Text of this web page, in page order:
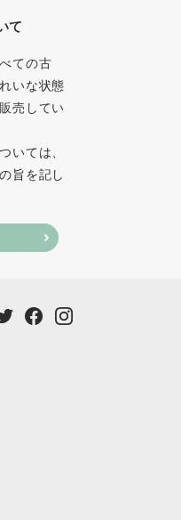
て
ての古
いな状態
売してい
いては、
旨を記し